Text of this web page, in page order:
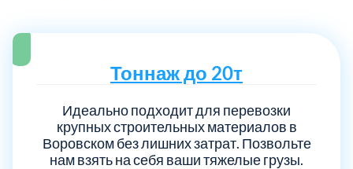
Тоннаж до 20т
Идеально подходит для перевозки
крупных строительных материалов в
Воровском без лишних затрат. Позвольте
нам взять на себя ваши тяжелые грузы.